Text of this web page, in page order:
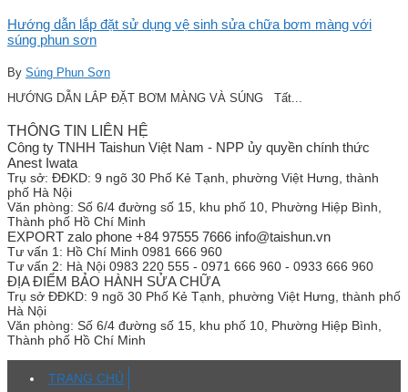
Hướng dẫn lắp đặt sử dụng vệ sinh sửa chữa bơm màng với
súng phun sơn
By Súng Phun Sơn
HƯỚNG DẪN LẮP ĐẶT BƠM MÀNG VÀ SÚNG Tất...
THÔNG TIN LIÊN HỆ
Công ty TNHH Taishun Việt Nam - NPP ủy quyền chính thức
Anest Iwata
Trụ sở: ĐĐKD: 9 ngõ 30 Phố Kẻ Tạnh, phường Việt Hưng, thành
phố Hà Nội
Văn phòng: Số 6/4 đường số 15, khu phố 10, Phường Hiệp Bình,
Thành phố Hồ Chí Minh
EXPORT zalo phone +84 97555 7666 info@taishun.vn
Tư vấn 1: Hồ Chí Minh 0981 666 960
Tư vấn 2: Hà Nội 0983 220 555 - 0971 666 960 - 0933 666 960
ĐỊA ĐIỂM BẢO HÀNH SỬA CHỮA
Trụ sở ĐĐKD: 9 ngõ 30 Phố Kẻ Tạnh, phường Việt Hưng, thành phố
Hà Nội
Văn phòng: Số 6/4 đường số 15, khu phố 10, Phường Hiệp Bình,
Thành phố Hồ Chí Minh
TRANG CHỦ